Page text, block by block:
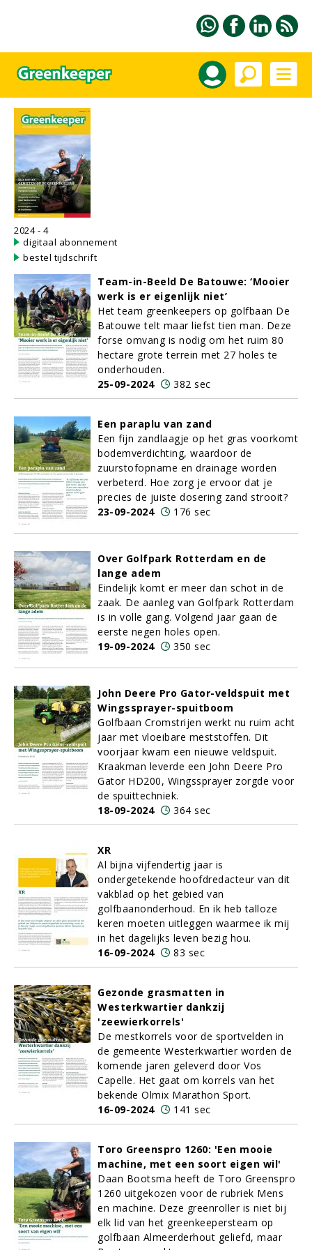
2024 - 4
digitaal abonnement
bestel tijdschrift
Team-in-Beeld De Batouwe: ‘Mooier
werk is er eigenlijk niet’
Het team greenkeepers op golfbaan De
Batouwe telt maar liefst tien man. Deze
forse omvang is nodig om het ruim 80
hectare grote terrein met 27 holes te
onderhouden.
25-09-2024
382 sec
Een paraplu van zand
Een fijn zandlaagje op het gras voorkomt
bodemverdichting, waardoor de
zuurstofopname en drainage worden
verbeterd. Hoe zorg je ervoor dat je
precies de juiste dosering zand strooit?
23-09-2024
176 sec
Over Golfpark Rotterdam en de
lange adem
Eindelijk komt er meer dan schot in de
zaak. De aanleg van Golfpark Rotterdam
is in volle gang. Volgend jaar gaan de
eerste negen holes open.
19-09-2024
350 sec
John Deere Pro Gator-veldspuit met
Wingssprayer-spuitboom
Golfbaan Cromstrijen werkt nu ruim acht
jaar met vloeibare meststoffen. Dit
voorjaar kwam een nieuwe veldspuit.
Kraakman leverde een John Deere Pro
Gator HD200, Wingssprayer zorgde voor
de spuittechniek.
18-09-2024
364 sec
XR
Al bijna vijfendertig jaar is
ondergetekende hoofdredacteur van dit
vakblad op het gebied van
golfbaanonderhoud. En ik heb talloze
keren moeten uitleggen waarmee ik mij
in het dagelijks leven bezig hou.
16-09-2024
83 sec
Gezonde grasmatten in
Westerkwartier dankzij
'zeewierkorrels'
De mestkorrels voor de sportvelden in
de gemeente Westerkwartier worden de
komende jaren geleverd door Vos
Capelle. Het gaat om korrels van het
bekende Olmix Marathon Sport.
16-09-2024
141 sec
Toro Greenspro 1260: 'Een mooie
machine, met een soort eigen wil'
Daan Bootsma heeft de Toro Greenspro
1260 uitgekozen voor de rubriek Mens
en machine. Deze greenroller is niet bij
elk lid van het greenkeepersteam op
golfbaan Almeerderhout geliefd, maar